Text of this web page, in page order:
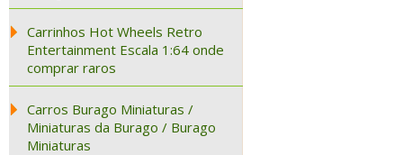
Carrinhos Hot Wheels Retro
Entertainment Escala 1:64 onde
comprar raros
Carros Burago Miniaturas /
Miniaturas da Burago / Burago
Miniaturas